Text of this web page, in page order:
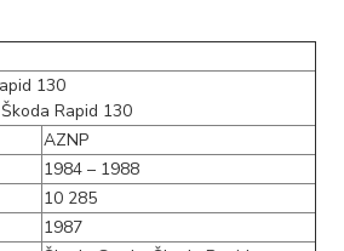
Škoda Rapid 130
AZNP
1984 – 1988
10 285
1987